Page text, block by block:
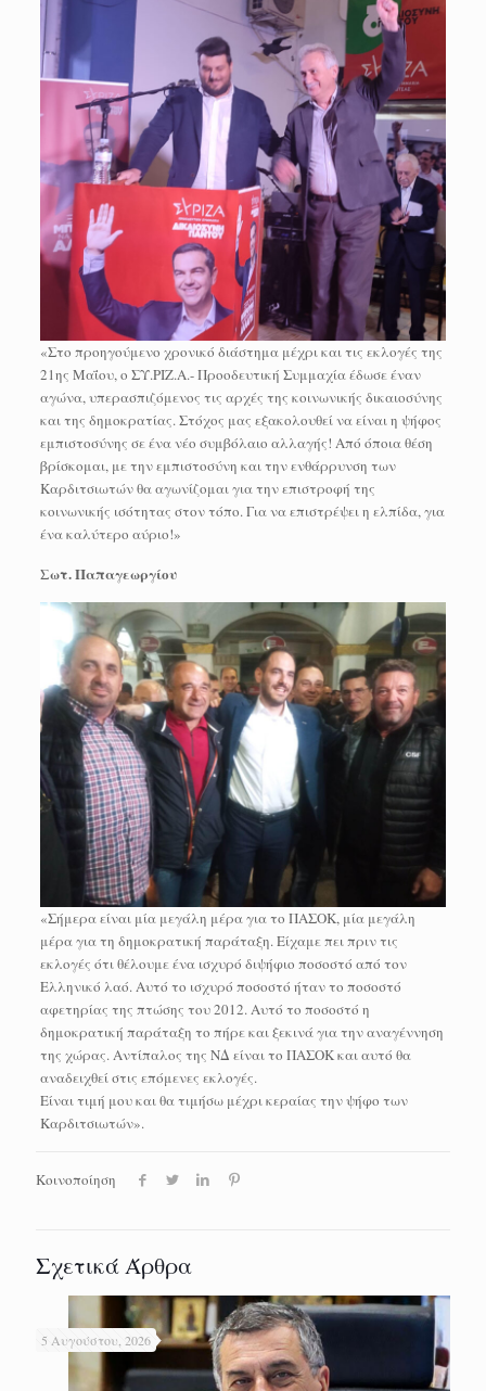
«Στο προηγούμενο χρονικό διάστημα μέχρι και τις εκλογές της
21ης Μαΐου, ο ΣΥ.ΡΙΖ.Α.- Προοδευτική Συμμαχία έδωσε έναν
αγώνα, υπερασπιζόμενος τις αρχές της κοινωνικής δικαιοσύνης
και της δημοκρατίας. Στόχος μας εξακολουθεί να είναι η ψήφος
εμπιστοσύνης σε ένα νέο συμβόλαιο αλλαγής! Από όποια θέση
βρίσκομαι, με την εμπιστοσύνη και την ενθάρρυνση των
Καρδιτσιωτών θα αγωνίζομαι για την επιστροφή της
κοινωνικής ισότητας στον τόπο. Για να επιστρέψει η ελπίδα, για
ένα καλύτερο αύριο!»
Σωτ. Παπαγεωργίου
«Σήμερα είναι μία μεγάλη μέρα για το ΠΑΣΟΚ, μία μεγάλη
μέρα για τη δημοκρατική παράταξη. Είχαμε πει πριν τις
εκλογές ότι θέλουμε ένα ισχυρό διψήφιο ποσοστό από τον
Ελληνικό λαό. Αυτό το ισχυρό ποσοστό ήταν το ποσοστό
αφετηρίας της πτώσης του 2012. Αυτό το ποσοστό η
δημοκρατική παράταξη το πήρε και ξεκινά για την αναγέννηση
της χώρας. Αντίπαλος της ΝΔ είναι το ΠΑΣΟΚ και αυτό θα
αναδειχθεί στις επόμενες εκλογές.
Eίναι τιμή μου και θα τιμήσω μέχρι κεραίας την ψήφο των
Καρδιτσιωτών».
Κοινοποίηση
Σχετικά Άρθρα
5 Αυγούστου, 2026